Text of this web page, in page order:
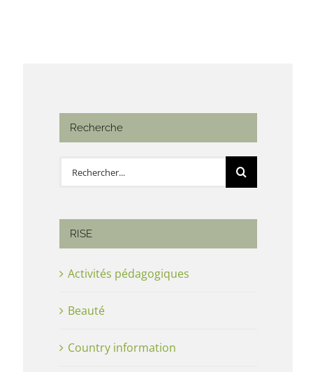
Recherche
Rechercher:
RISE
Activités pédagogiques
Beauté
Country information